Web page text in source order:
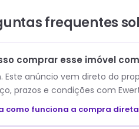
frequentes
comprar esse imóvel
Este anúncio vem direto do
prazos e condições com
como funciona a compra